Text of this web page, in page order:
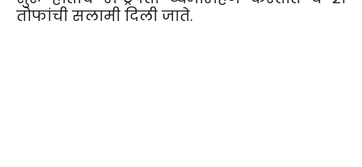
तोफांची सलामी दिली जाते.